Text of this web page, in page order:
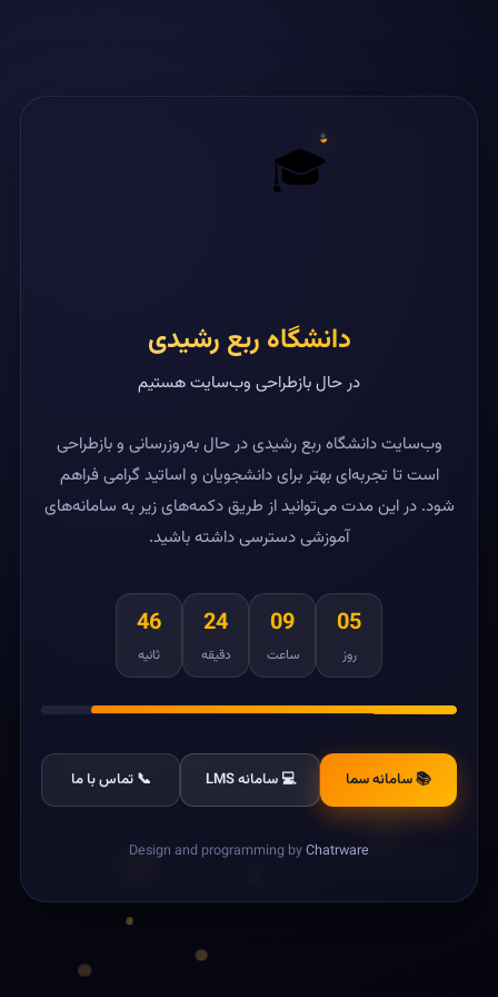
🎓
دانشگاه ربع رشیدی
در حال بازطراحی وب‌سایت هستیم
وب‌سایت دانشگاه ربع رشیدی در حال به‌روزرسانی و بازطراحی
است تا تجربه‌ای بهتر برای دانشجویان و اساتید گرامی فراهم
شود. در این مدت می‌توانید از طریق دکمه‌های زیر به سامانه‌های
آموزشی دسترسی داشته باشید.
05
روز
09
ساعت
24
دقیقه
46
ثانیه
📚 سامانه سما 💻 سامانه LMS 📞 تماس با ما
Design and programming byChatrware